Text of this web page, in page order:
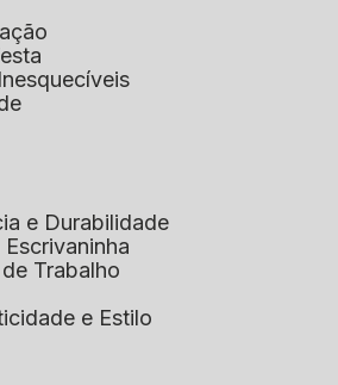
e Durabilidade
Trabalho
e Estilo